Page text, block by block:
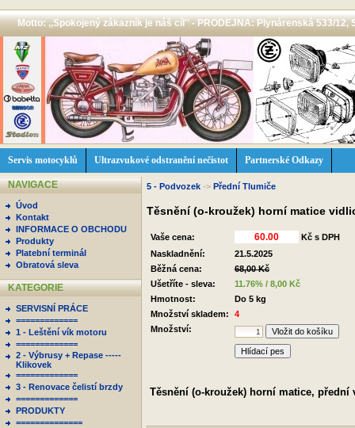
Motto: ,,Spokojený zákazník je náš cíl'' - PRODEJNA: Plynárenská 533/12,
Servis motocyklů Ultrazvukové odstranění nečistot Partnerské Odkazy
NAVIGACE
Úvod
Kontakt
INFORMACE O OBCHODU
Produkty
Platební terminál
Obratová sleva
KATEGORIE
SERVISNÍ PRÁCE
=============
1 - Leštění vík motoru
=============
2 - Výbrusy + Repase -----
Klikovek
=============
3 - Renovace čelistí brzdy
=============
PRODUKTY
==============
5 - Podvozek -> Přední Tlumiče
Těsnění (o-kroužek) horní matice
Vaše cena:
Kč s DPH
Naskladnění:
21.5.2025
Běžná cena:
68,00 Kč
Ušetříte - sleva:
11.76% / 8,00 Kč
Hmotnost:
Do 5 kg
Množství skladem:
4
Množství:
Hlídací pes
Těsnění (o-kroužek) horní matice,